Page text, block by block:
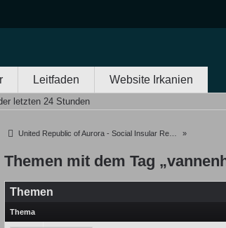
Leitfaden Website Irkanien
letzten 24 Stunden
United Republic of Aurora - Social Insular Republic of Oceania »
Themen mit dem Tag
Themen
Thema